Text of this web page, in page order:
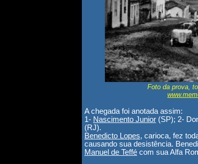
Foto da prova,
A chegada foi anotada assim:
1- Nascimento Junior (SP); 2-
(RJ).
Benedicto Lopes, carioca, fez
causando sua desistência.
Manuel de Teffé com sua Alfa